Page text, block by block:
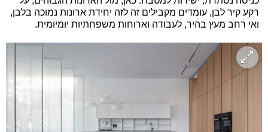
רקע קיר לבן, עומדים מקבילים זה לזה יחידת ארונות נמוכה בלבן,
ואי רחב מעץ בהיר, לעבודה וארוחות משפחתיות יומיומית.